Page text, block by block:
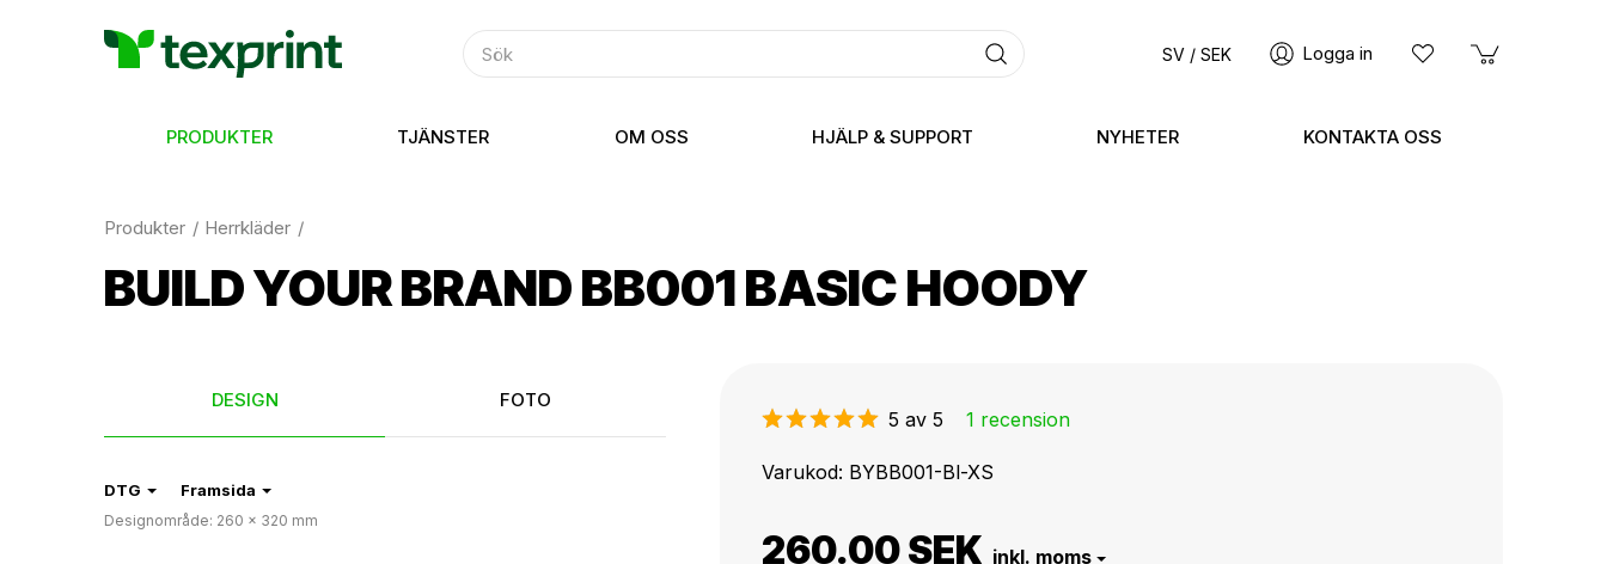
SV / SEK Logga in
PRODUKTER TJÄNSTER OM OSS HJÄLP & SUPPORT NYHETER KONTAKTA OSS
Produkter Herrkläder
BUILD YOUR BRAND BB001 BASIC HOODY
DESIGN FOTO
DTG Framsida
Designområde: 260 × 320 mm
5 av 5 1 recension
Varukod BYBB001-Bl-XS
260.00 SEK